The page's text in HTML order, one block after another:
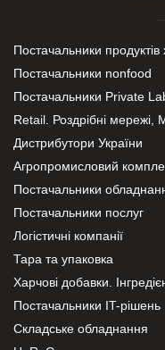
Постачальники
Постачальники nonfood
Постачальники Private
Retail. Роздрібні мережі,
Дистрибутори України
Агропромисловий
Постачальники
Постачальники послуг
Логістичні компанії
Тара та упаковка
Харчові добавки.
Постачальники IT-рішень
Складське обладнання